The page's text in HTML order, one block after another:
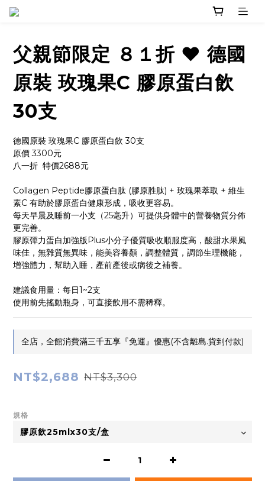
父親節限定 ８１折 ❤️ 德國
原裝 玫瑰果C 膠原蛋白飲
30支
德國原裝 玫瑰果C 膠原蛋白飲 30支
原價 3300元
八一折  特價2688元
Collagen Peptide膠原蛋白肽 (膠原胜肽) + 玫瑰果萃取 + 維生
素C 有助於膠原蛋白健康形成，吸收更容易。
每天早晨及睡前一小支（25毫升）可提供身體中的營養物質分佈
更完善。
膠原彈力蛋白加強版Plus小分子優質吸收順服度高，酸甜水果風
味佳，無雜質無異味，能美容養顏，調整體質，調節生理機能，
增強體力，幫助入睡，產前產後或病後之補養。
建議食用量：每日1~2支
使用前先搖動瓶身，可直接飲用不需稀釋。
全店，全館消費滿三千五享『免運』優惠(不含離島.貨到付款)
NT$2,688 NT$3,300
規格